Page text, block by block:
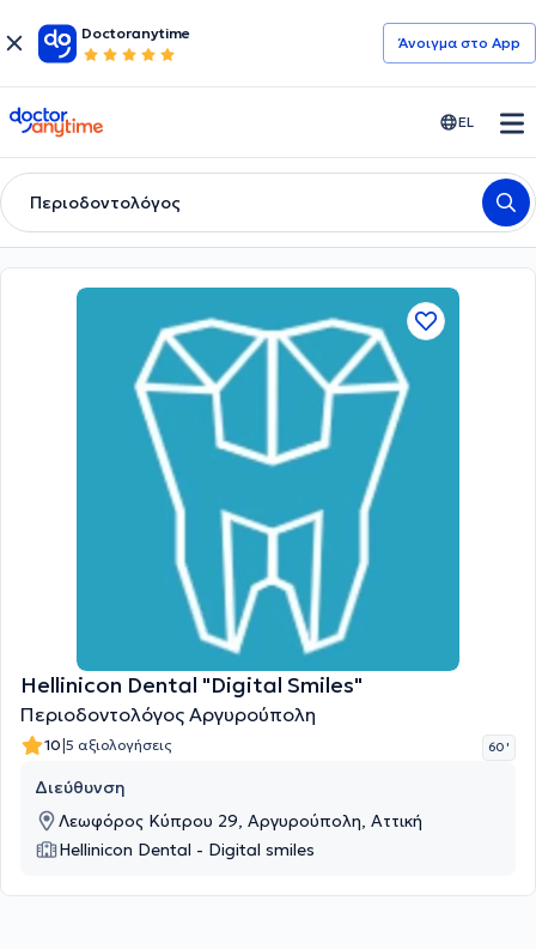
Doctoranytime
Άνοιγμα στο App
doctoranytime EL
Περιοδοντολόγος
Hellinicon Dental "Digital Smiles"
Περιοδοντολόγος Αργυρούπολη
10|5 αξιολογήσεις 60 '
Διεύθυνση
Λεωφόρος Κύπρου 29, Αργυρούπολη, Αττική
Hellinicon Dental - Digital smiles